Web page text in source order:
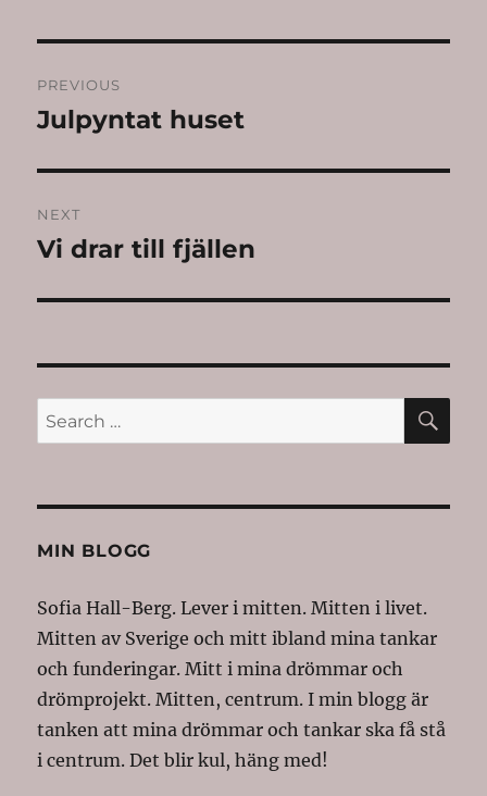
navigation
PREVIOUS
Previous
Julpyntat huset
NEXT
Next
Vi drar till fjällen
Search
for:
MIN BLOGG
Sofia Hall-Berg. Lever i mitten. Mitten i livet.
Mitten av Sverige och mitt ibland mina tankar
och funderingar. Mitt i mina drömmar och
drömprojekt. Mitten, centrum. I min blogg är
tanken att mina drömmar och tankar ska få stå
i centrum. Det blir kul, häng med!